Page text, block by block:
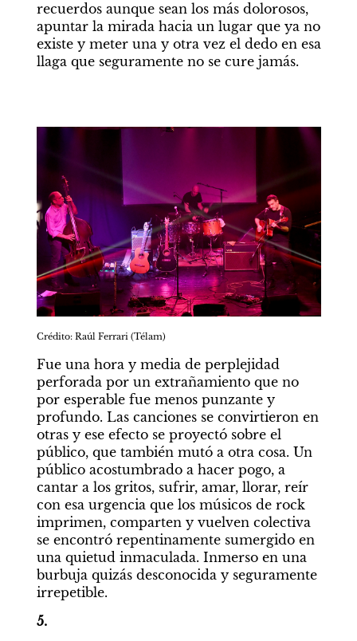
recuerdos aunque sean los más dolorosos,
apuntar la mirada hacia un lugar que ya no
existe y meter una y otra vez el dedo en esa
llaga que seguramente no se cure jamás.
Crédito: Raúl Ferrari (Télam)
Fue una hora y media de perplejidad
perforada por un extrañamiento que no
por esperable fue menos punzante y
profundo. Las canciones se convirtieron en
otras y ese efecto se proyectó sobre el
público, que también mutó a otra cosa. Un
público acostumbrado a hacer pogo, a
cantar a los gritos, sufrir, amar, llorar, reír
con esa urgencia que los músicos de rock
imprimen, comparten y vuelven colectiva
se encontró repentinamente sumergido en
una quietud inmaculada. Inmerso en una
burbuja quizás desconocida y seguramente
irrepetible.
5.